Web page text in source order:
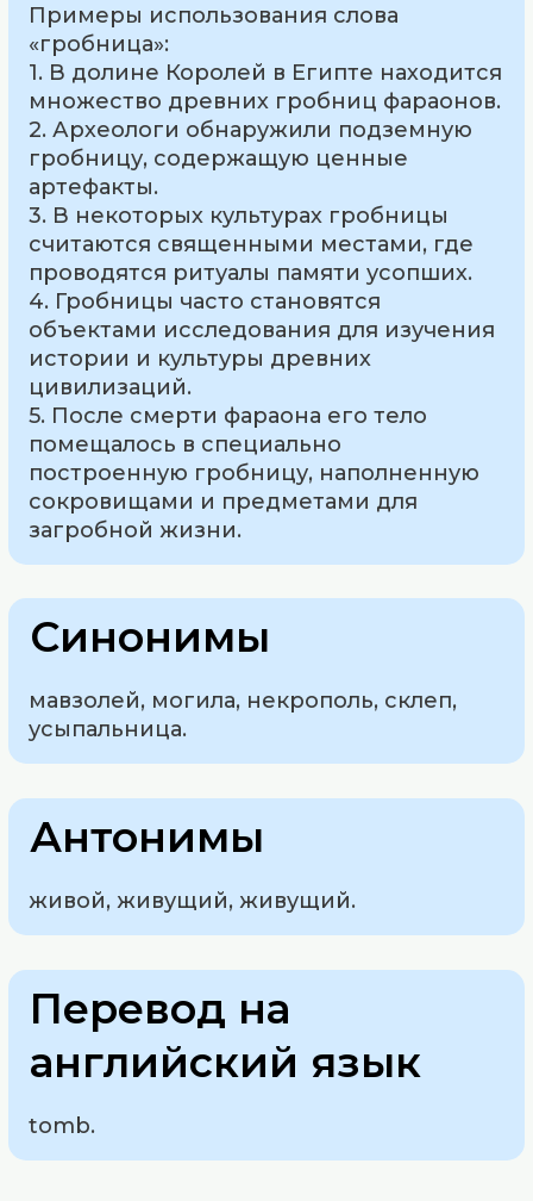
Примеры использования слова
«гробница»:
1. В долине Королей в Египте находится
множество древних гробниц фараонов.
2. Археологи обнаружили подземную
гробницу, содержащую ценные
артефакты.
3. В некоторых культурах гробницы
считаются священными местами, где
проводятся ритуалы памяти усопших.
4. Гробницы часто становятся
объектами исследования для изучения
истории и культуры древних
цивилизаций.
5. После смерти фараона его тело
помещалось в специально
построенную гробницу, наполненную
сокровищами и предметами для
загробной жизни.
Синонимы
мавзолей, могила, некрополь, склеп,
усыпальница.
Антонимы
живой, живущий, живущий.
Перевод на
английский язык
tomb.